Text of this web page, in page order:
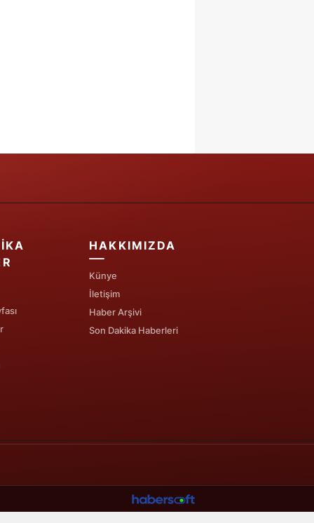
HAKKIMIZDA
Künye
İletişim
Haber Arşivi
Son Dakika Haberleri